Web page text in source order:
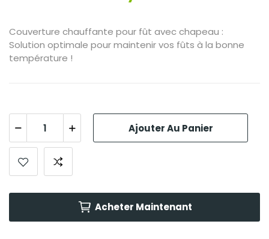
Couverture chauffante pour fût avec chapeau :
Solution optimale pour maintenir vos fûts à la bonne
température !
Ajouter Au Panier
Acheter Maintenant